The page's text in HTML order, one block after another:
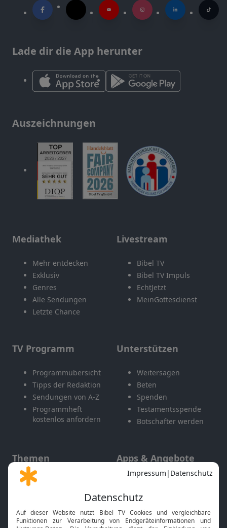
Lade dir die App herunter
Auszeichnungen
Mediathek
Mehr entdecken
Exklusiv
Genres
Alle Sendungen
Letzte Chance
Livestream
Bibel TV
Bibel TV Impuls
EchtJetzt
MeinGottesdienst
TV Programm
Programmübersicht
Tipps der Redaktion
Sendungen von A-Z
Programmheft
kostenlos anfordern
Unterstützen
Weitersagen
Beten
Spenden
Testamentsspende
Botschafter werden
Themen
Gott und Bibel erklärt
Neuigkeiten
Apps & Angebote
Mobile App
Smart TV